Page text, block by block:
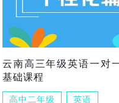
云南高三年级英语一对
基础课程
高中二年级 英语